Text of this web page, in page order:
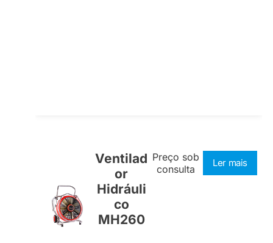
Ventilad
or
Hidráuli
co
MH260
Preço sob
consulta
Ler mais